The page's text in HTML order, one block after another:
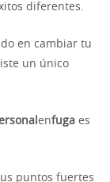
diferentes.
en cambiar tu
un único
enfuga es
puntos fuertes